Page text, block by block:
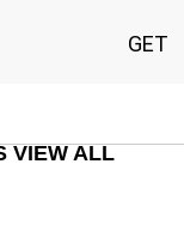
VIEW ALL
GET